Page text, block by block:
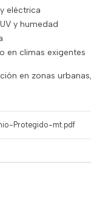
eléctrica
y humedad
en climas exigentes
en zonas
Protegido-mt.pdf